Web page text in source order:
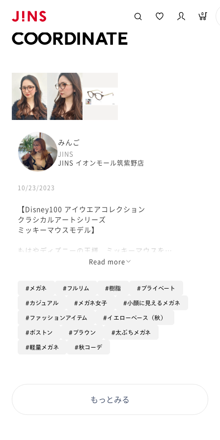
0
COORDINATE
みんご
JINS
JINS イオンモール筑紫野店
10/23/2023
【Disney100 アイウエアコレクション
クラシカルアートシリーズ
ミッキーマウスモデル】
もはやディズニーの王様、ミッキーマウスを
イメージしたフレームです！
テンプルエンドはミッキーの丸い耳の形や
内側にミッキーのイラストが施されています✨🐭
カラー展開が黒とブラウンの中で
こちらのブラウンカラーはテンプのカラーが
ゴールドのデザインになっており、
高いフレームです☺️
Read more
メガネ フルリム 樹脂 プライベート
カジュアル メガネ女子 小顔に見えるメガネ
ファッションアイテム イエローベース（秋）
ボストン ブラウン 太ぶちメガネ
軽量メガネ 秋コーデ
もっとみる